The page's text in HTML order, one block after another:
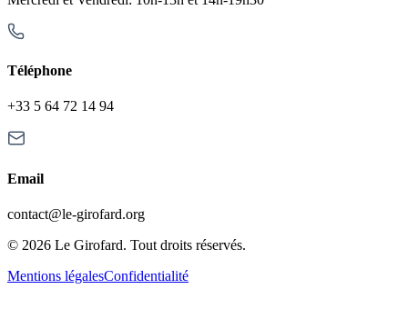
Téléphone
+33 5 64 72 14 94
Email
contact@le-girofard.org
© 2026 Le Girofard. Tout droits réservés.
Mentions légalesConfidentialité